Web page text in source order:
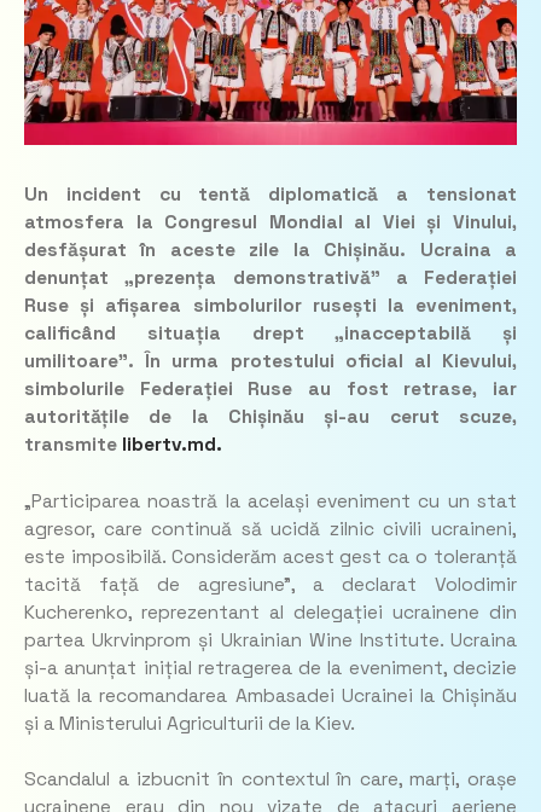
Un incident cu tentă diplomatică a tensionat
atmosfera la Congresul Mondial al Viei și Vinului,
desfășurat în aceste zile la Chișinău. Ucraina a
denunțat „prezența demonstrativă” a Federației
Ruse și afișarea simbolurilor rusești la eveniment,
calificând situația drept „inacceptabilă și
umilitoare”. În urma protestului oficial al Kievului,
simbolurile Federației Ruse au fost retrase, iar
autoritățile de la Chișinău și-au cerut scuze,
transmite libertv.md.
„Participarea noastră la același eveniment cu un stat
agresor, care continuă să ucidă zilnic civili ucraineni,
este imposibilă. Considerăm acest gest ca o toleranță
tacită față de agresiune”, a declarat Volodimir
Kucherenko, reprezentant al delegației ucrainene din
partea Ukrvinprom și Ukrainian Wine Institute. Ucraina
și-a anunțat inițial retragerea de la eveniment, decizie
luată la recomandarea Ambasadei Ucrainei la Chișinău
și a Ministerului Agriculturii de la Kiev.
Scandalul a izbucnit în contextul în care, marți, orașe